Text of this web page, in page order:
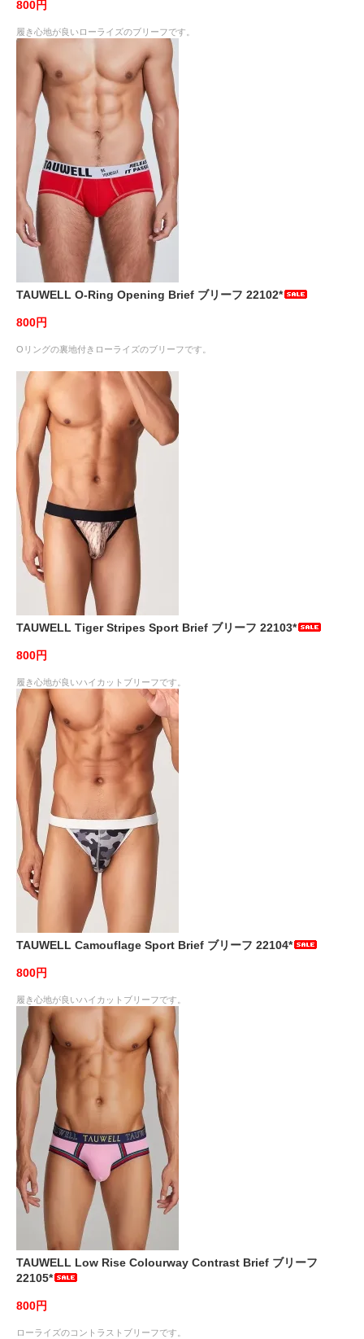
800円
履き心地が良いローライズのブリーフです。
TAUWELL O-Ring Opening Brief ブリーフ 22102*
800円
Oリングの裏地付きローライズのブリーフです。
TAUWELL Tiger Stripes Sport Brief ブリーフ 22103*
800円
履き心地が良いハイカットブリーフです。
TAUWELL Camouflage Sport Brief ブリーフ 22104*
800円
履き心地が良いハイカットブリーフです。
TAUWELL Low Rise Colourway Contrast Brief ブリーフ
22105*
800円
ローライズのコントラストブリーフです。